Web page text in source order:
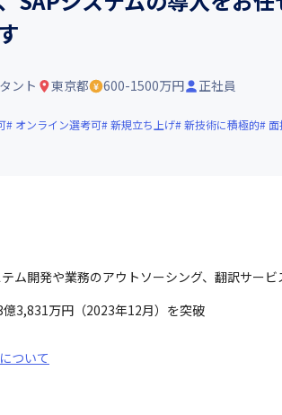
ント 東京都 600-1500万円 正社員
オンライン選考可 新規立ち上げ 新技術に積極的
ム開発や業務のアウトソーシング、翻訳サービ
3,831万円（2023年12月）を突破
ついて